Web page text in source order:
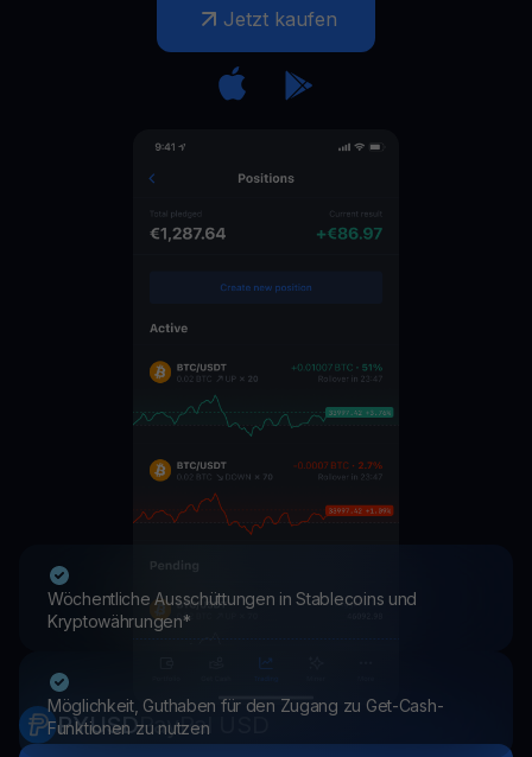
Jetzt kaufen
Wöchentliche Ausschüttungen in Stablecoins und
Kryptowährungen*
Möglichkeit, Guthaben für den Zugang zu Get-Cash-
Funktionen zu nutzen
PYUSDPayPal USD